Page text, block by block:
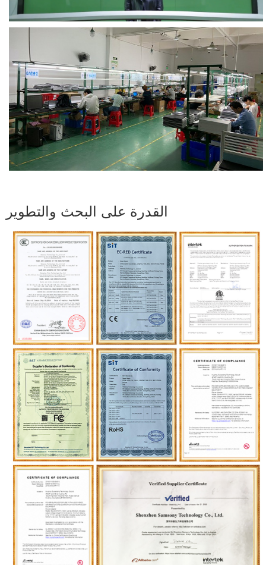
القدرة على البحث والتطوير